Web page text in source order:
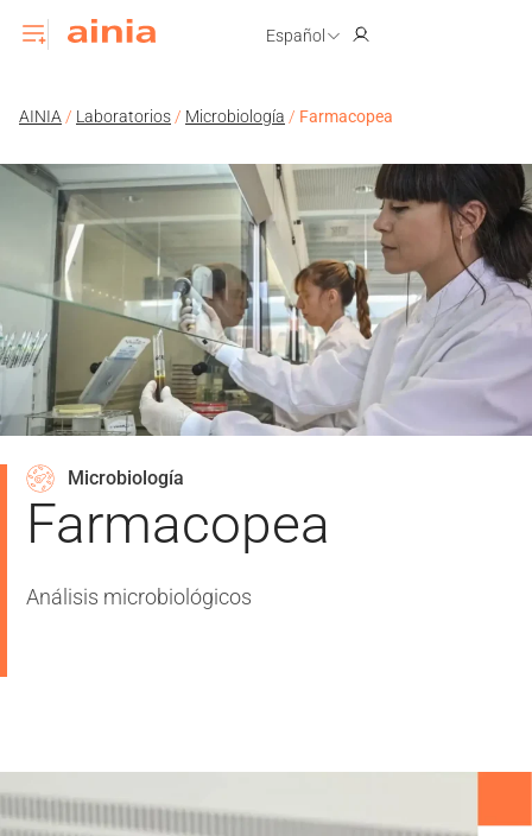
Español
AINIA / Laboratorios / Microbiología / Farmacopea
Microbiología
Farmacopea
Análisis microbiológicos